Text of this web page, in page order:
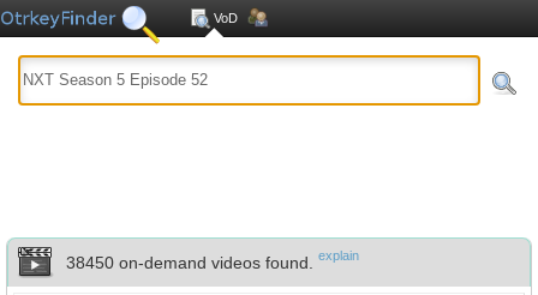
VoD
38450 on-demand videos found. explain